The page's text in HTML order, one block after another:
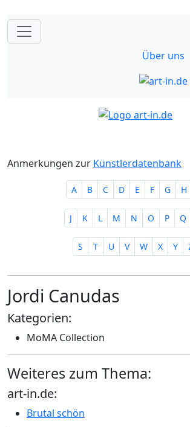
Über uns
Anmerkungen zur Künstlerdatenbank
A B C D E F G H
J K L M N O P Q
S T U V W X Y
Jordi Canudas
Kategorien:
MoMA Collection
Weiteres zum Thema:
art-in.de:
Brutal schön